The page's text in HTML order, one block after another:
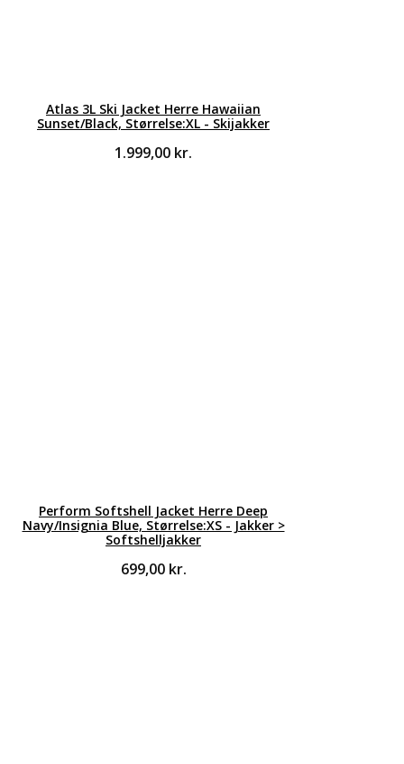
Atlas 3L Ski Jacket Herre Hawaiian
Sunset/Black, Størrelse:XL - Skijakker
1.999,00 kr.
Perform Softshell Jacket Herre Deep
Navy/Insignia Blue, Størrelse:XS - Jakker >
Softshelljakker
699,00 kr.